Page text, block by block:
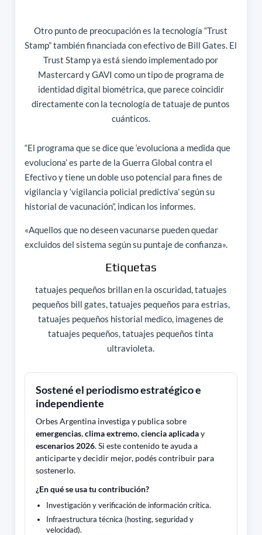
Otro punto de preocupación es la tecnología “Trust
Stamp” también financiada con efectivo de Bill Gates. El
Trust Stamp ya está siendo implementado por
Mastercard y GAVI como un tipo de programa de
identidad digital biométrica, que parece coincidir
directamente con la tecnología de tatuaje de puntos
cuánticos.
“El programa que se dice que ‘evoluciona a medida que
evoluciona’ es parte de la Guerra Global contra el
Efectivo y tiene un doble uso potencial para fines de
vigilancia y ‘vigilancia policial predictiva’ según su
historial de vacunación”, indican los informes.
«Aquellos que no deseen vacunarse pueden quedar
excluidos del sistema según su puntaje de confianza».
Etiquetas
tatuajes pequeños brillan en la oscuridad, tatuajes
pequeños bill gates, tatuajes pequeños para estrias,
tatuajes pequeños historial medico, imagenes de
tatuajes pequeños, tatuajes pequeños tinta
ultravioleta.
Sostené el periodismo estratégico e
independiente
Orbes Argentina investiga y publica sobre
emergencias,clima extremo,ciencia aplicaday
escenarios 2026. Si este contenido te ayuda a
anticiparte y decidir mejor, podés contribuir para
sostenerlo.
¿En qué se usa tu contribución?
Investigación y verificación de información crítica.
Infraestructura técnica (hosting, seguridad y
velocidad).